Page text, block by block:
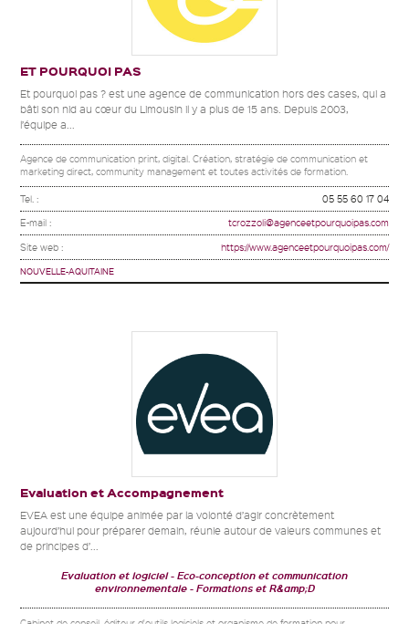
ET POURQUOI PAS
Et pourquoi pas ? est une agence de communication hors des cases, qui a
bâti son nid au cœur du Limousin il y a plus de 15 ans. Depuis 2003,
l’équipe a...
Agence de communication print, digital. Création, stratégie de communication et
marketing direct, community management et toutes activités de formation.
Tel. : 05 55 60 17 04
E-mail : tcrozzoli@agenceetpourquoipas.com
Site web : https://www.agenceetpourquoipas.com/
NOUVELLE-AQUITAINE
Evaluation et Accompagnement
EVEA est une équipe animée par la volonté d’agir concrètement
aujourd’hui pour préparer demain, réunie autour de valeurs communes et
de principes d’...
Evaluation et logiciel
Eco-conception et communication
environnementale
Formations et R&amp;D